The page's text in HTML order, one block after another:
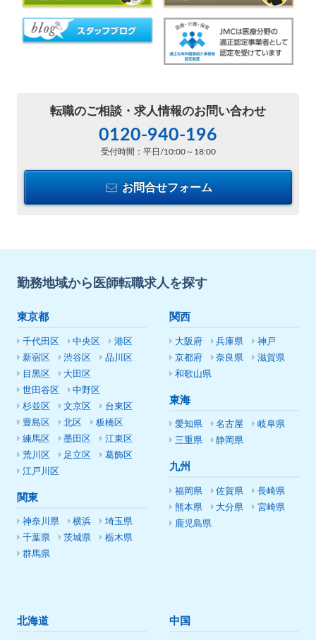
転職のご相談・ 求人情報のお問い合わせ
0120-940-196
受付時間：平日/10:00～18:00
お問合せフォーム
勤務地域から医師転職求人を探す
東京都
千代田区 中央区
港区
新宿区
渋谷区
品川区
目黒区
大田区
世田谷区
中野区
杉並区
文京区
台東区
豊島区
北区
板橋区
練馬区
墨田区
江東区
荒川区
足立区
葛飾区
江戸川区
関東
神奈川県 横浜
埼玉県
千葉県
茨城県
栃木県
群馬県
関西
大阪府 兵庫県
神戸
京都府
奈良県
滋賀県
和歌山県
東海
愛知県 名古屋
岐阜県
三重県
静岡県
九州
福岡県 佐賀県
長崎県
熊本県
大分県
宮崎県
鹿児島県
北海道 中国